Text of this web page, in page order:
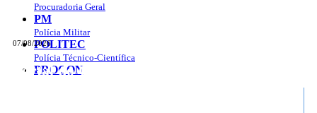
07/08/2026
Portal do Governo do
Procuradoria Geral
PM
Polícia Militar
POLITEC
Polícia Técnico-Científica
PROCON